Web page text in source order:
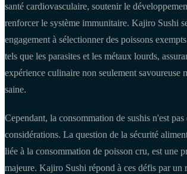
santé cardiovasculaire, soutenir le
renforcer le système immunitaire. Kajiro Sushi
engagement à sélectionner des poissons
tels que les parasites et les métaux lourds,
expérience culinaire non seulement savoureuse
saine.
Cependant, la consommation de sushis n'est pas
considérations. La question de la sécurité
liée à la consommation de poisson cru, est une
majeure. Kajiro Sushi répond à ces défis par un